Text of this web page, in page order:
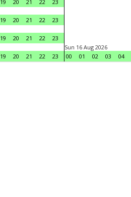
19 20 21 22
23
19 20 21 22
23
19 20 21 22
23
19 20 21 22 23
Sun 16 Aug 2026
00
01 02 03 04